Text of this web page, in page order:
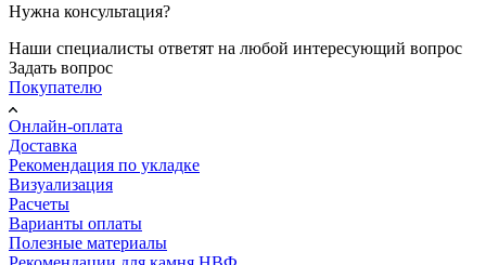
Нужна консультация?
Наши специалисты ответят на любой интересующий вопрос
Задать вопрос
Покупателю
Онлайн-оплата
Доставка
Рекомендация по укладке
Визуализация
Расчеты
Варианты оплаты
Полезные материалы